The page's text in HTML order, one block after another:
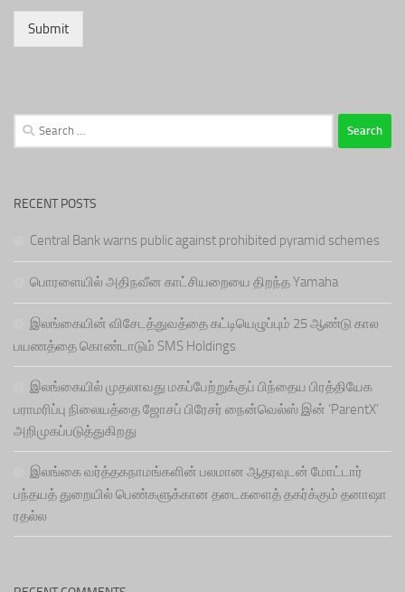
Submit
Search
for:
RECENT POSTS
Central Bank warns public against prohibited pyramid schemes
பொரளையில் அதிநவீன காட்சியறையை திறந்த Yamaha
இலங்கையின் விசேடத்துவத்தை கட்டியெழுப்பும் 25 ஆண்டு கால
பயணத்தை கொண்டாடும் SMS Holdings
இலங்கையில் முதலாவது மகப்பேற்றுக்குப் பிந்தைய பிரத்தியேக
பராமரிப்பு நிலையத்தை ஜோசப் பிரேசர் நைன்வெல்ஸ் இன் ‘ParentX’
அறிமுகப்படுத்துகிறது
இலங்கை வர்த்தகநாமங்களின் பலமான ஆதரவுடன் மோட்டார்
பந்தயத் துறையில் பெண்களுக்கான தடைகளைத் தகர்க்கும் தனாஷா
ரதல்ல